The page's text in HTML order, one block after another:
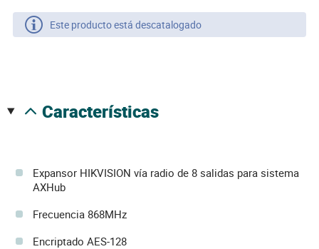
Este producto está descatalogado
características
Expansor HIKVISION vía radio de 8 salidas para sistema
AXHub
Frecuencia 868MHz
Encriptado AES-128